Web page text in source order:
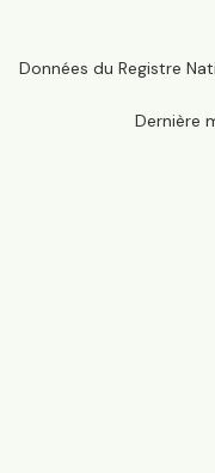
Données du Registre
Dernière